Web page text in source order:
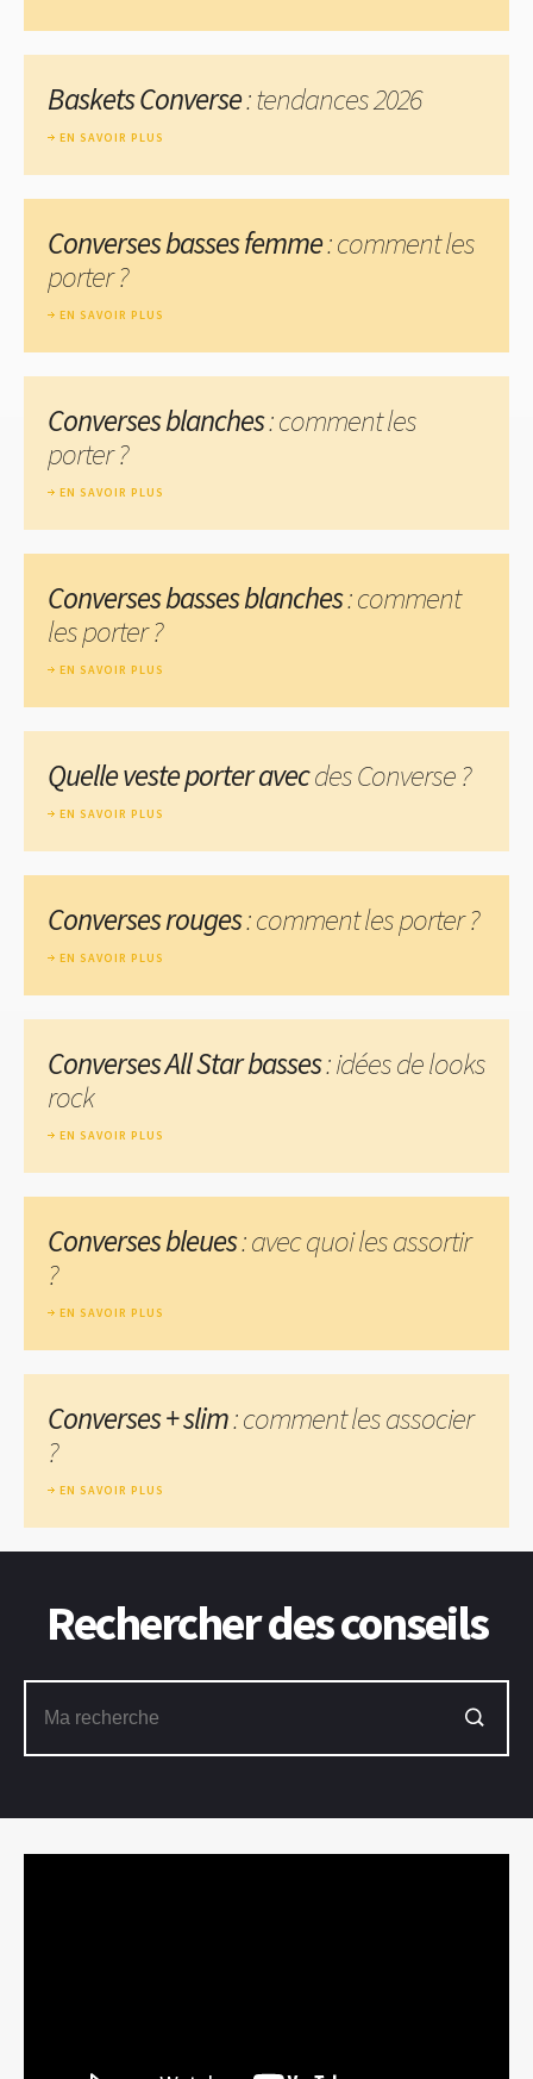
Baskets Converse: tendances 2026
EN SAVOIR PLUS
Converses basses femme: comment les
porter ?
EN SAVOIR PLUS
Converses blanches: comment les
porter ?
EN SAVOIR PLUS
Converses basses blanches: comment
les porter ?
EN SAVOIR PLUS
Quelle veste porter avecdes Converse ?
EN SAVOIR PLUS
Converses rouges: comment les porter ?
EN SAVOIR PLUS
Converses All Star basses: idées de looks
rock
EN SAVOIR PLUS
Converses bleues: avec quoi les assortir
?
EN SAVOIR PLUS
Converses + slim: comment les associer
?
EN SAVOIR PLUS
Rechercher des conseils